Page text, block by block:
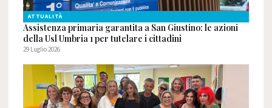
ATTUALITÀ
Assistenza primaria garantita a San Giustino: le azioni
della Usl Umbria 1 per tutelare i cittadini
29 Luglio 2026